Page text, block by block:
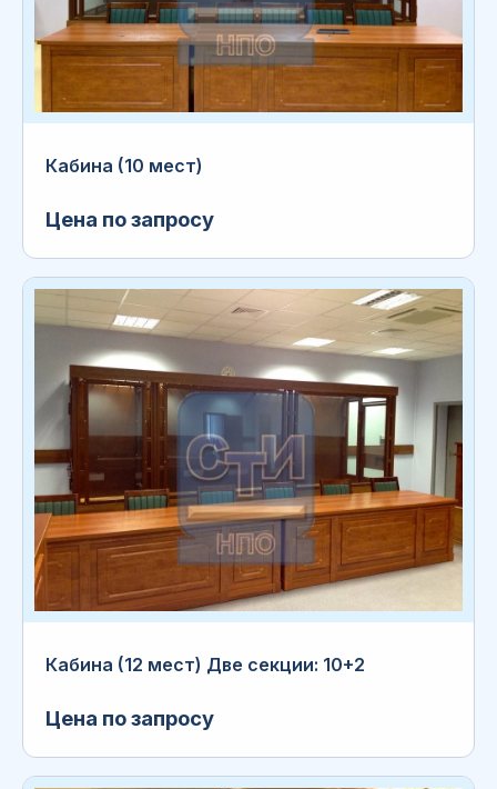
Кабина (10 мест)
Цена по запросу
Кабина (12 мест) Две секции: 10+2
Цена по запросу